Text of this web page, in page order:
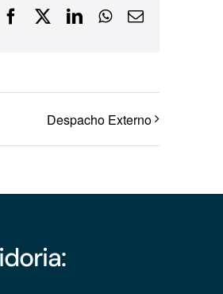
do BNDES, Fungetur,
FacebookLinkedInWhatsApp
E-
Despacho Externo